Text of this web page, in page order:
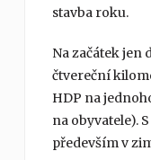
stavba roku.
Na začátek jen
čtvereční
HDP na
na obyvatele).
především v